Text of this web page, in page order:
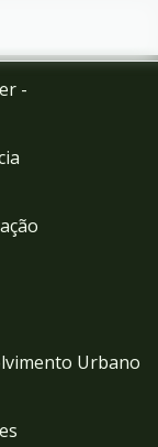
-
Urbano